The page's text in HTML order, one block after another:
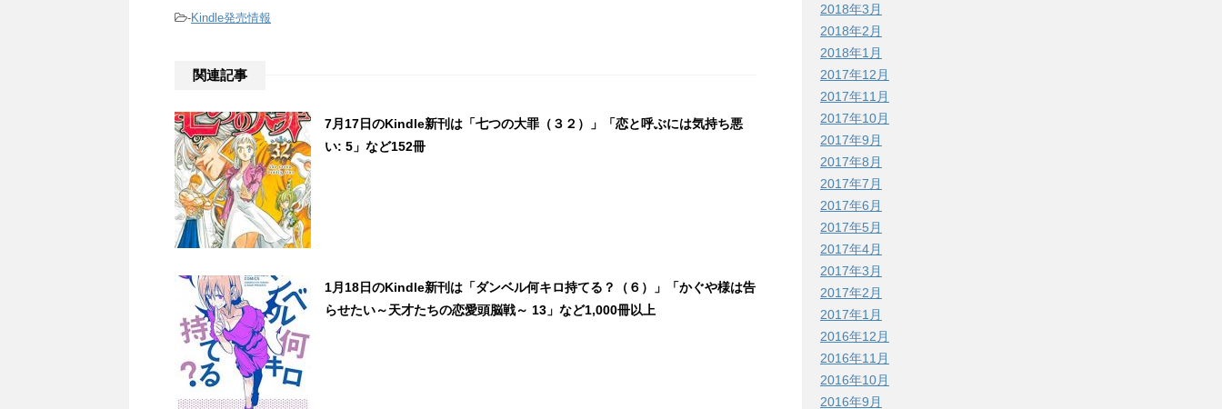
-Kindle発売情報
関連記事
7月17日のKindle新刊は「七つの大罪（３２）」「恋と呼ぶには気持ち悪
い: 5」など152冊
1月18日のKindle新刊は「ダンベル何キロ持てる？（６）」「かぐや様は告
らせたい～天才たちの恋愛頭脳戦～ 13」など1,000冊以上
2018年3月
2018年2月
2018年1月
2017年12月
2017年11月
2017年10月
2017年9月
2017年8月
2017年7月
2017年6月
2017年5月
2017年4月
2017年3月
2017年2月
2017年1月
2016年12月
2016年11月
2016年10月
2016年9月